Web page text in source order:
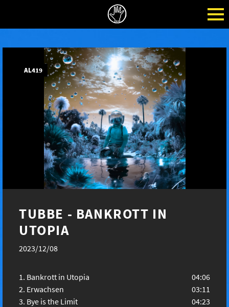
AL419
TUBBE - BANKROTT IN
UTOPIA
2023/12/08
Bankrott in Utopia
04:06
Erwachsen
03:11
Bye is the Limit
04:23